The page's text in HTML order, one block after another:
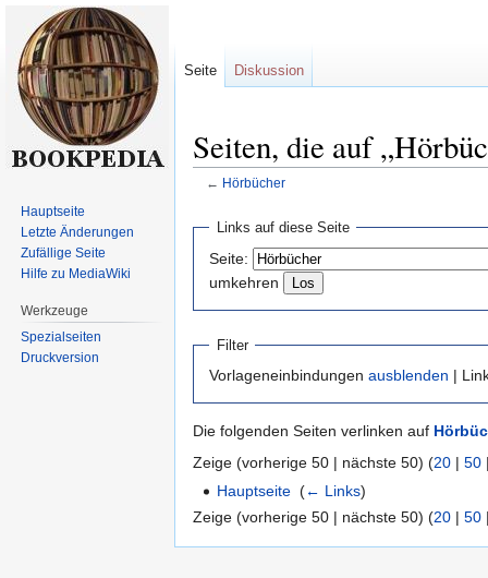
Seiten, die auf
← Hörbücher
Navigation
springen
springen
Links auf diese Seite
Seite:
umkehren
Filter
Vorlageneinbindungen ausblenden |
Die folgenden Seiten verlinken auf
Zeige (vorherige 50 | nächste 50) (20 | 50
Hauptseite ‎(← Links)
Zeige (vorherige 50 | nächste 50) (20 | 50
Seite Diskussion
Hauptseite
Letzte Änderungen
Zufällige Seite
Hilfe zu MediaWiki
Werkzeuge
Spezialseiten
Druckversion